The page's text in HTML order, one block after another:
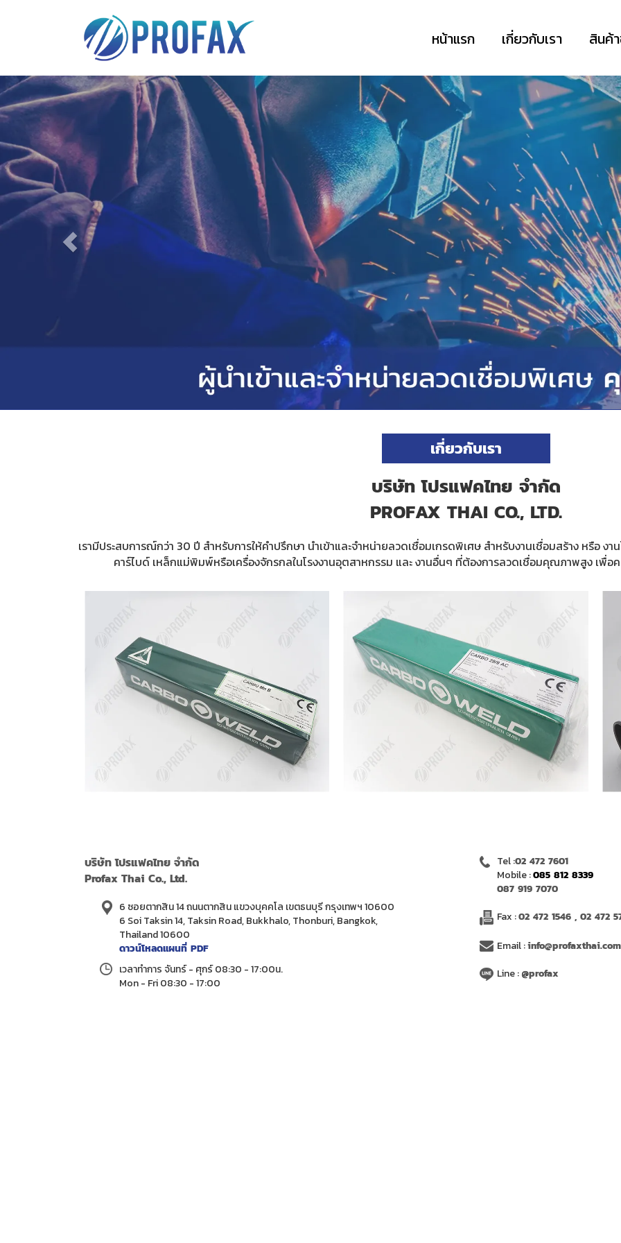
หน้าแรก เกี่ยวกับเรา สินค้
เกี่ยวกับเรา
บริษัท โปรแฟคไทย จำกัด
PROFAX THAI CO., LTD.
เรามีประสบการณ์กว่า 30 ปี สำหรับการให้คำปรึกษา นำเข้าและจำหน่ายลวดเชื่อมเกรดพิเศษ สำหรับงานเชื่อมสร้าง หรือ งา
คาร์ไบด์ เหล็กแม่พิมพ์หรือเครื่องจักรกลในโรงงานอุตสาหกรรม และ งานอื่นๆ ที่ต้องการลวดเชื่อมคุณภาพสูง เพื่อ
บริษัท โปรแฟคไทย จำกัด
Profax Thai Co., Ltd.
6 ซอยตากสิน 14 ถนนตากสิน แขวงบุคคโล เขตธนบุรี กรุงเทพฯ 10600
6 Soi Taksin 14, Taksin Road, Bukkhalo, Thonburi, Bangkok,
Thailand 10600
ดาวน์โหลดแผนที่ PDF
เวลาทำการ จันทร์ - ศุกร์ 08:30 - 17:00น.
Mon - Fri 08:30 - 17:00
Tel :02 472 7601
Mobile :085 812 8339
087 919 7070
Fax :02 472 1546 , 02 472
Email :info@profaxthai.com
Line : @profax